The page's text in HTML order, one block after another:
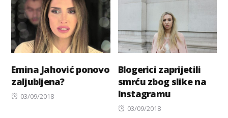
Emina Jahović ponovo
zaljubljena?
Posted
03/09/2018
Blogerici zaprijetili
smrću zbog slike na
Instagramu
Posted
03/09/2018